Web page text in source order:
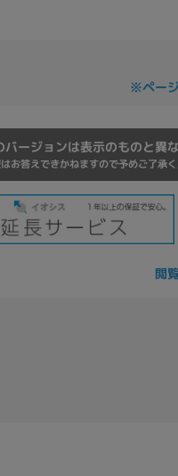
※ペー
ージョンは表示のものと異
お答えできかねますので予めご了承く
閲
リ
~